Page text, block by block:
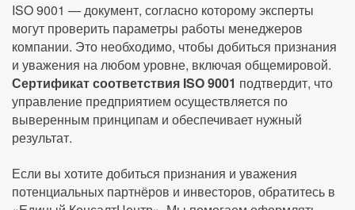
ISO 9001 — документ, согласно которому эксперты
могут проверить параметры работы менеджеров
компании. Это необходимо, чтобы добиться признания
и уважения на любом уровне, включая общемировой.
Сертификат соответствия ISO 9001 подтвердит, что
управление предприятием осуществляется по
выверенным принципам и обеспечивает нужный
результат.
Если вы хотите добиться признания и уважения
потенциальных партнёров и инвесторов, обратитесь в